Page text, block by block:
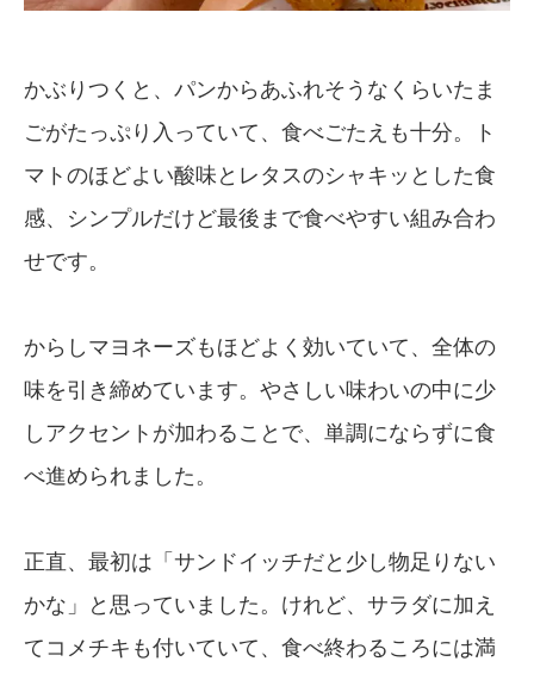
かぶりつくと、パンからあふれそうなくらいたま
ごがたっぷり入っていて、食べごたえも十分。ト
マトのほどよい酸味とレタスのシャキッとした食
感、シンプルだけど最後まで食べやすい組み合わ
せです。
からしマヨネーズもほどよく効いていて、全体の
味を引き締めています。やさしい味わいの中に少
しアクセントが加わることで、単調にならずに食
べ進められました。
正直、最初は「サンドイッチだと少し物足りない
かな」と思っていました。けれど、サラダに加え
てコメチキも付いていて、食べ終わるころには満